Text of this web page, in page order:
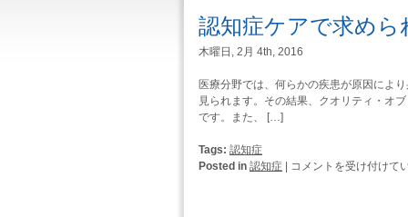
認知症ケアで求めら
木曜日, 2月 4th, 2016
医療分野では、何らかの疾患が原因によ
見られます。その結果、クオリティ・オ
です。また、 […]
Tags: 認知症
Posted in 認知症
認
コメントを受け付けて